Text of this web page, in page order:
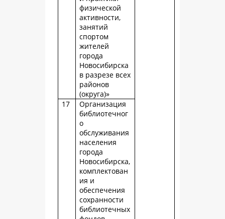
физической
активности,
занятий
спортом
жителей
города
Новосибирска
в разрезе всех
районов
(округа)»
17
Организация
библиотечног
о
обслуживания
населения
города
Новосибирска,
комплектован
ия и
обеспечения
сохранности
библиотечных